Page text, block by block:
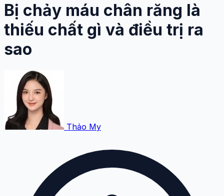
Bị chảy máu chân răng là
thiếu chất gì và điều trị ra
sao
Thảo My